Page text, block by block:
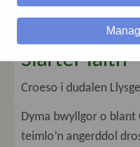
Calendr
CRhA
Presenoldeb
Siarter Iaith
Croeso i dudalen
Dyma bwyllgor o blant
teimlo’n angerddol